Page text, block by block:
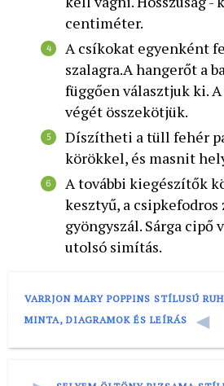
centiméter.
A csíkokat egyenként
szalagra.A hangerőt a
függően választjuk ki.
végét összekötjük.
Díszítheti a tüll fehér
körökkel, és masnit
A további kiegészítők
kesztyű, a
gyöngyszál. Sárga cipő
utolsó simítás.
VARRJON MARY POPPINS STÍLUSÚ
MINTA, DIAGRAMOK ÉS LEÍRÁS